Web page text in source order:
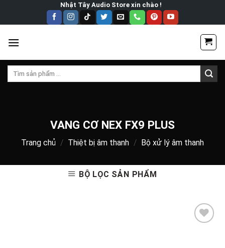
Nhật Tây Audio Store xin chào !
Tìm
VANG CƠ NEX FX9 PLUS
Trang chủ / Thiệt bị âm thanh / Bộ xử lý âm thanh
BỘ LỌC SẢN PHẨM